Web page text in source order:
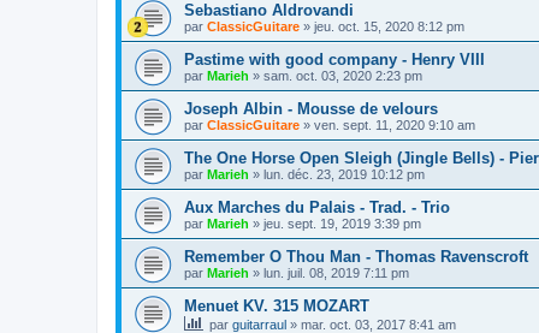
Sebastiano Aldrovandi
par ClassicGuitare » jeu. oct. 15, 2020 8:12 pm
Pastime with good company - Henry VIII
par Marieh » sam. oct. 03, 2020 2:23 pm
Joseph Albin - Mousse de velours
par ClassicGuitare » ven. sept. 11, 2020 9:10 am
The One Horse Open Sleigh (Jingle Bells) -
par Marieh » lun. déc. 23, 2019 10:12 pm
Aux Marches du Palais - Trad. - Trio
par Marieh » jeu. sept. 19, 2019 3:39 pm
Remember O Thou Man - Thomas Ravenscroft
par Marieh » lun. juil. 08, 2019 7:11 pm
Menuet KV. 315 MOZART
par guitarraul » mar. oct. 03, 2017 8:41 am